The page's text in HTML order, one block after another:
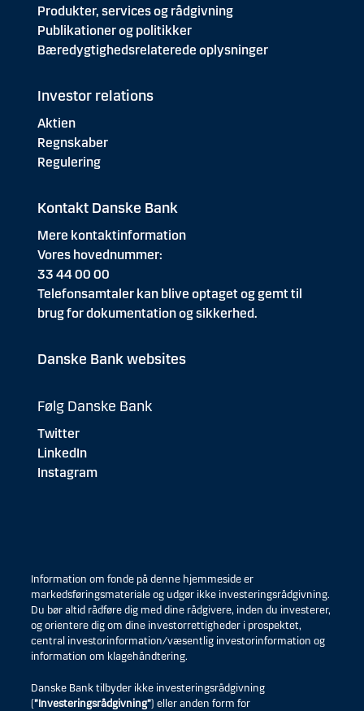
Produkter, services og rådgivning
Publikationer og politikker
Bæredygtighedsrelaterede oplysninger
Investor relations
Aktien
Regnskaber
Regulering
Kontakt Danske Bank
Mere kontaktinformation
Vores hovednummer:
33 44 00 00
Telefonsamtaler kan blive optaget og gemt til
brug for dokumentation og sikkerhed.
Danske Bank websites
Følg Danske Bank
Twitter
LinkedIn
Instagram
Information om fonde på denne hjemmeside er
markedsføringsmateriale og udgør ikke investeringsrådgivning.
Du bør altid rådføre dig med dine rådgivere, inden du investerer,
og orientere dig om dine investorrettigheder i prospektet,
central investorinformation/væsentlig investorinformation og
information om klagehåndtering.
Danske Bank tilbyder ikke investeringsrådgivning
(”Investeringsrådgivning”) eller anden form for